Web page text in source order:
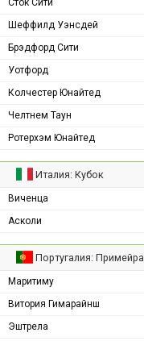
Сток Сити
Шеффилд Уэнсдей
Брэдфорд Сити
Уотфорд
Колчестер Юнайтед
Челтнем Таун
Ротерхэм Юнайтед
Италия: Кубок
Виченца
Асколи
Португалия: Примейра
Маритиму
Витория Гимарайнш
Эштрела